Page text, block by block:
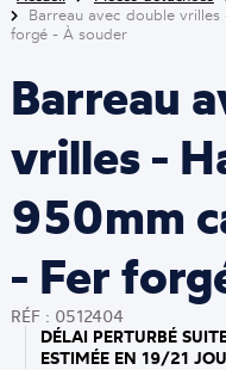
Barreau avec double
forgé - À souder
Barreau
vrilles -
950mm
- Fer
RÉF : 0512404
DÉLAI PERTURBÉ
ESTIMÉE EN 19/21